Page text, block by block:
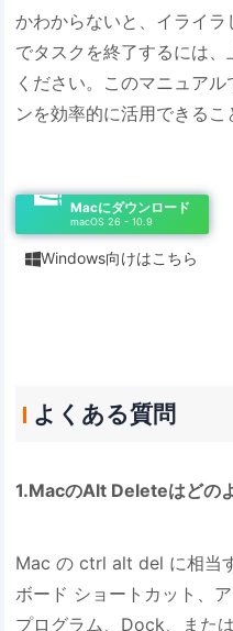
かわからないと、イライ
でタスクを終了するには
ください。このマニュア
ンを効率的に活用できるこ
Macにダウンロード
macOS 26 - 10.9
Windows向けはこちら
よくある質問
1.MacのAlt Deleteはどの
Mac の ctrl alt del に相当
ボード ショートカット、
プログラム、Dock、また